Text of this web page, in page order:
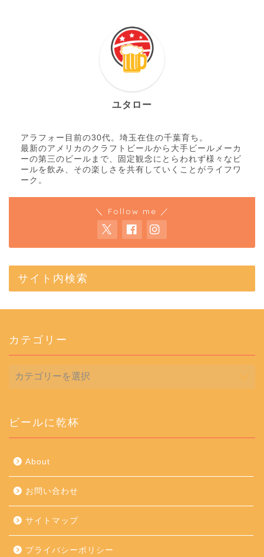
ユタロー
アラフォー目前の30代。埼玉在住の千葉育ち。
最新のアメリカのクラフトビールから大手ビールメーカ
ーの第三のビールまで、固定観念にとらわれず様々なビ
ールを飲み、その楽しさを共有していくことがライフワ
ーク。
＼ Follow me ／
サイト内検索
カテゴリー
テ
ー
ビールに乾杯
About
お問い合わせ
サイトマップ
プライバシーポリシー